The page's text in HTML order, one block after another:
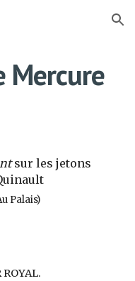
Skip to navigation
Mercure
sur les jetons
Palais)
ROYAL.